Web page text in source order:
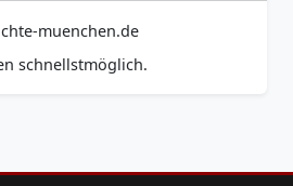
muenchen.de
schnellstmöglich.